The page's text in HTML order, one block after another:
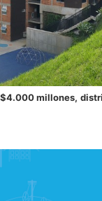
millones,